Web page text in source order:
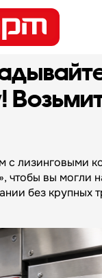
с лизинговыми
чтобы вы могли
без крупных